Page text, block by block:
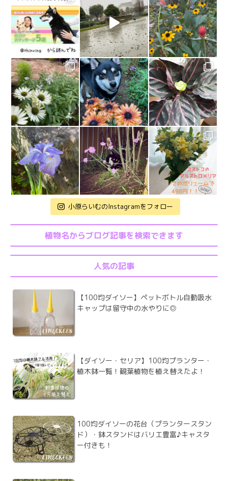
小原らいむのInstagramをフォロー
植物名からブログ記事を検索できます
人気の記事
【100均ダイソー】ペットボトル自動吸水
キャップは留守中の水やりに◎
【ダイソー・セリア】100均プランター・
植木鉢一覧！観葉植物を植え替えたよ！
100均ダイソーの花台（プランタースタン
ド）・鉢スタンドはバリエ豊富♪キャスタ
ー付きも！